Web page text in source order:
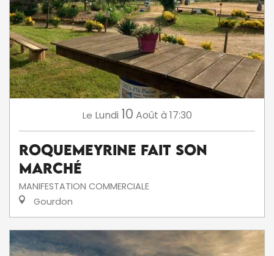
Le Lundi 10 Août à 17:30
Roquemeyrine fait son
marché
MANIFESTATION COMMERCIALE
Gourdon